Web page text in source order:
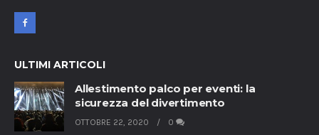
ULTIMI ARTICOLI
Allestimento palco per eventi: la
sicurezza del divertimento
OTTOBRE 22, 2020 0